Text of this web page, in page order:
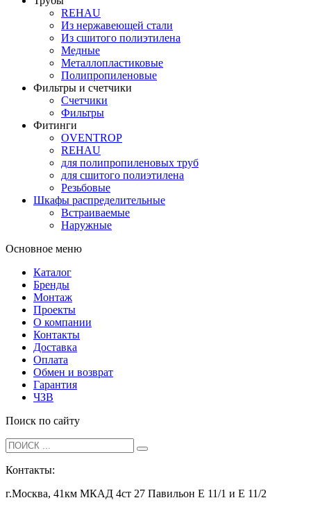
REHAU
Из нержавеющей стали
Из сшитого полиэтилена
Медные
Металлопластиковые
Полипропиленовые
Фильтры и счетчики
Счетчики
Фильтры
Фитинги
OVENTROP
REHAU
для полипропиленовых труб
для сшитого полиэтилена
Резьбовые
Шкафы распределительные
Встраиваемые
Наружные
Основное меню
Каталог
Бренды
Монтаж
Проекты
О компании
Контакты
Доставка
Оплата
Обмен и возврат
Гарантия
ЧЗВ
Поиск по сайту
Контакты:
г.Москва, 41км МКАД 4ст 27 Павильон Е 11/1 и Е 11/2